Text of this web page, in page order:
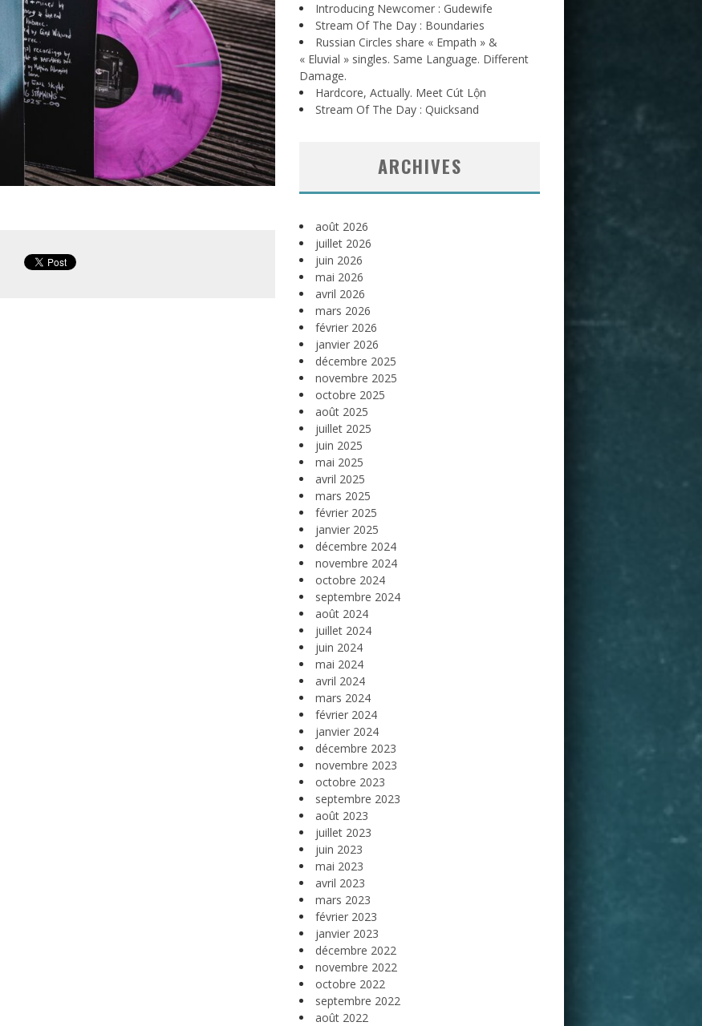
Introducing Newcomer : Gudewife
Stream Of The Day : Boundaries
Russian Circles share « Empath » &
« Eluvial » singles. Same Language. Different
Damage.
Hardcore, Actually. Meet Cút Lộn
Stream Of The Day : Quicksand
ARCHIVES
août 2026
juillet 2026
juin 2026
mai 2026
avril 2026
mars 2026
février 2026
janvier 2026
décembre 2025
novembre 2025
octobre 2025
août 2025
juillet 2025
juin 2025
mai 2025
avril 2025
mars 2025
février 2025
janvier 2025
décembre 2024
novembre 2024
octobre 2024
septembre 2024
août 2024
juillet 2024
juin 2024
mai 2024
avril 2024
mars 2024
février 2024
janvier 2024
décembre 2023
novembre 2023
octobre 2023
septembre 2023
août 2023
juillet 2023
juin 2023
mai 2023
avril 2023
mars 2023
février 2023
janvier 2023
décembre 2022
novembre 2022
octobre 2022
septembre 2022
août 2022